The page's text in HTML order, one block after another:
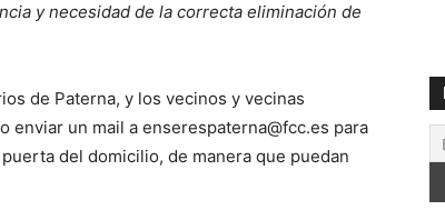
y necesidad de la correcta eliminación de
de Paterna, y los vecinos y vecinas
enviar un mail a enserespaterna@fcc.es para
del domicilio, de manera que puedan